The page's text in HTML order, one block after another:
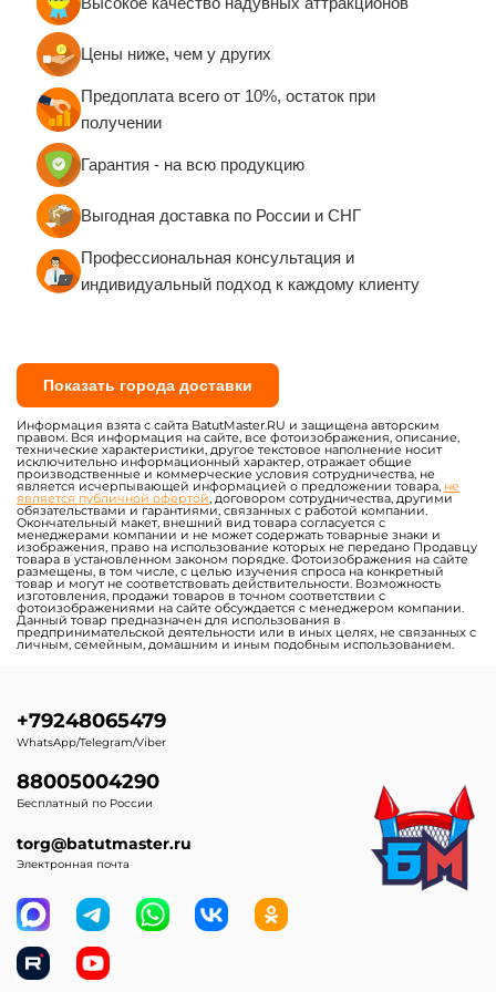
Руководства по эксплуатации и техническому
Санитарно-эпидемиологические заключения
(СЭЗ)
Вся продукция изготавливается по ГОСТу с
обеспечением 100% постановки на учёт в
Гостехнадзоре.
Цены ниже, чем у других
Предоплата всего от 10%, остаток при
получении
Гарантия - на всю продукцию
Выгодная доставка по России и СНГ
Профессиональная консультация и
индивидуальный подход к каждому клиенту
Показать города доставки
Информация взята с сайта BatutMaster.RU и защищена авторским
правом. Вся информация на сайте, все фотоизображения, описание,
технические характеристики, другое текстовое наполнение носит
исключительно информационный характер, отражает общие
производственные и коммерческие условия сотрудничества, не
является исчерпывающей информацией о предложении товара, не
является публичной офертой, договором сотрудничества, другими
обязательствами и гарантиями, связанных с работой компании.
Окончательный макет, внешний вид товара согласуется с
менеджерами компании и не может содержать товарные знаки и
изображения, право на использование которых не передано Продавцу
товара в установленном законом порядке. Фотоизображения на сайте
размещены, в том числе, с целью изучения спроса на конкретный
товар и могут не соответствовать действительности. Возможность
изготовления, продажи товаров в точном соответствии с
фотоизображениями на сайте обсуждается с менеджером компании.
Данный товар предназначен для использования в
предпринимательской деятельности или в иных целях, не связанных с
личным, семейным, домашним и иным подобным использованием.
+79248065479
WhatsApp/Telegram/Viber
88005004290
Бесплатный по России
torg@batutmaster.ru
Электронная почта